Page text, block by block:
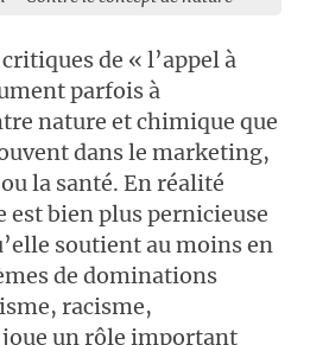
de « l’appel à
parfois à
nature et chimique que
dans le marketing,
la santé. En réalité
est bien plus pernicieuse
soutient au moins en
de dominations
racisme,
un rôle important